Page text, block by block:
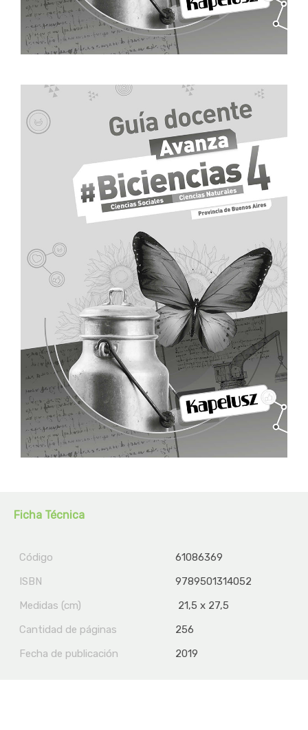
Ficha Técnica
Código
61086369
ISBN
9789501314052
Medidas (cm)
21,5 x 27,5
Cantidad de páginas
256
Fecha de publicación
2019